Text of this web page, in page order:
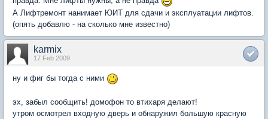
А Лифтремонт нанимает ЮИТ для сдачи и эксплуатации лифтов.
(опять добавлю - на сколько мне известно)
karmix
17 Feb 2009
ну и фиг бы тогда с ними
эх, забыл сообщить! домофон то втихаря делают!
утром осмотрел входную дверь и обнаружил большую красную